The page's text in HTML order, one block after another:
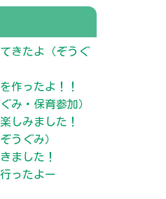
きたよ（ぞうぐ
作ったよ！！
み・保育参加）
しみました！
うぐみ）
ました！
ったよー